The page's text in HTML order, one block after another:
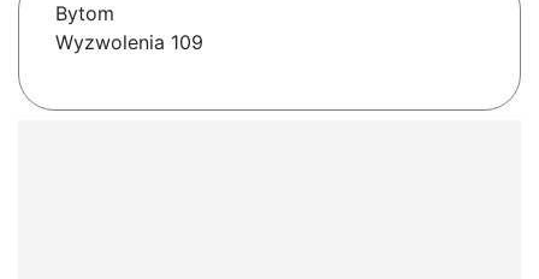
Bytom
Wyzwolenia 109